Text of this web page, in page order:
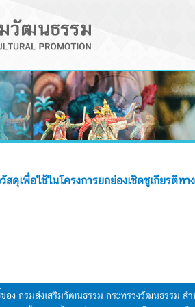
ดุเพื่อใช้ในโครงการยกย่องเชิดชูเกียรติ
อง กรมส่งเสริมวัฒนธรรม กระทรวงวัฒนธรรม ส